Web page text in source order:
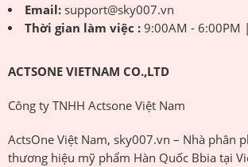
Email:support@sky007.vn
Thời gian làm việc :9:00AM - 6:00PM
ACTSONE VIETNAM CO.,LTD
Công ty TNHH Actsone Việt Nam
ActsOne Việt Nam, sky007.vn – Nhà phân
thương hiệu mỹ phẩm Hàn Quốc Bbia tại